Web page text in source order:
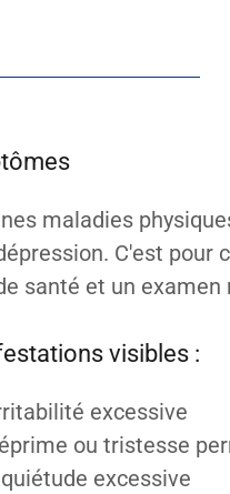
maladies
C'est pour
santé et un
visibles :
excessive
ou tristesse
excessive